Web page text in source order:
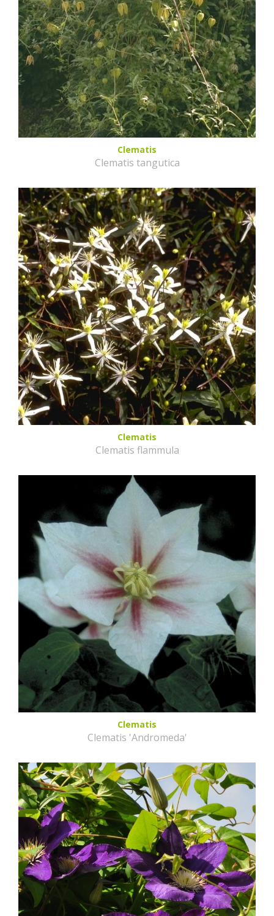
Clematis
Clematis tangutica
Clematis
Clematis flammula
Clematis
Clematis 'Andromeda'